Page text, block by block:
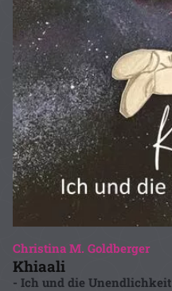
Christina M. Goldberger
Khiaali
- Ich und die Unendlichkeit